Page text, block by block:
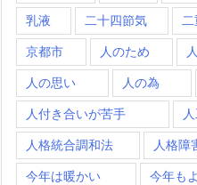
乳液 二十四節気
京都市 人のため
人の思い 人の為
人付き合いが苦手
人格統合調和法 人格障
今年は暖かい 今年も